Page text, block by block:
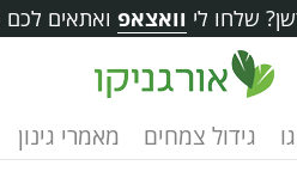
שלחו לי וואצאפ ואתאים לכם
גידול צמחים מאמרי גינון